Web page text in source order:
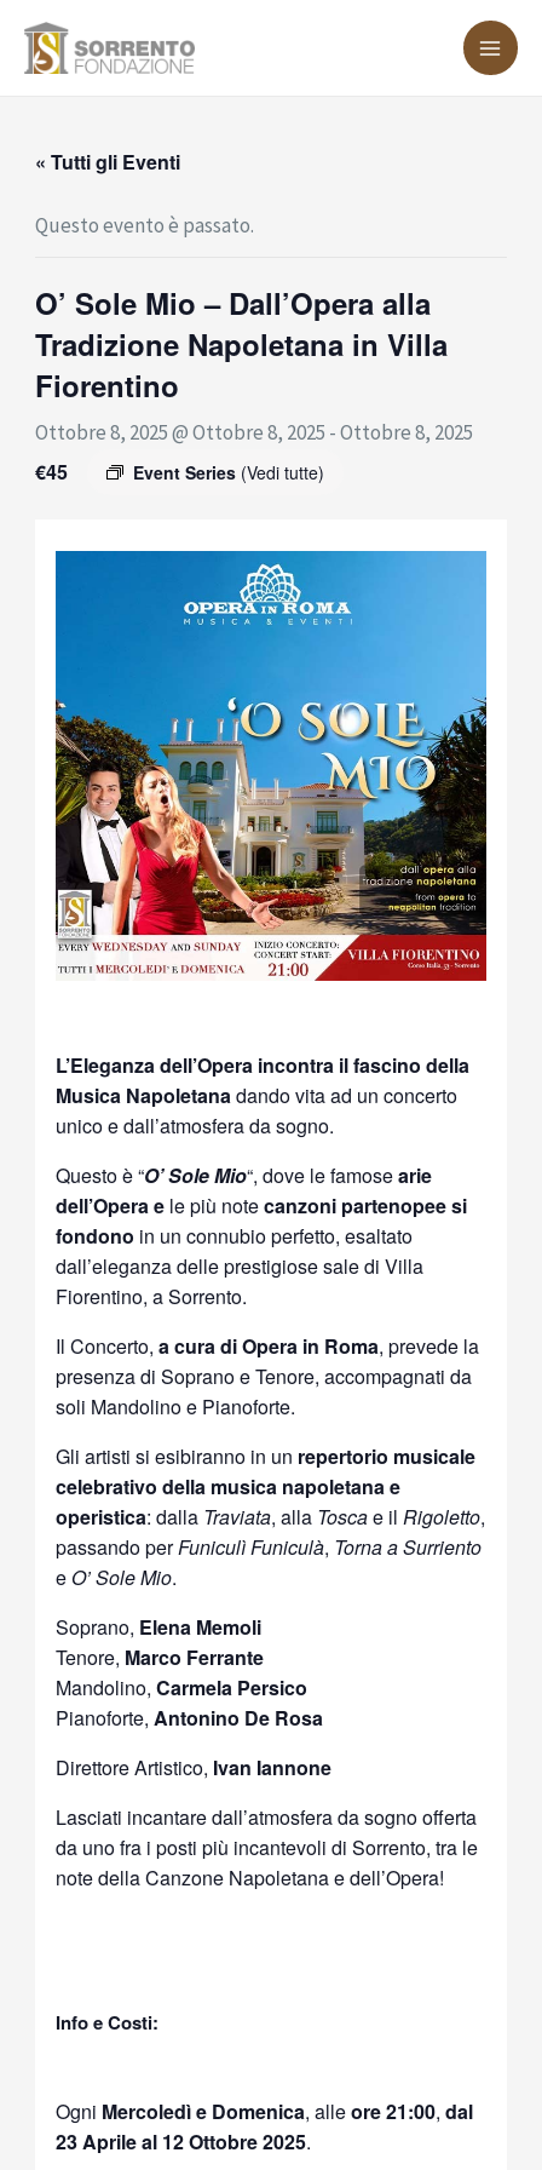
« Tutti gli Eventi
Questo evento è passato.
O’ Sole Mio – Dall’Opera alla
Tradizione Napoletana in Villa
Fiorentino
Ottobre 8, 2025 @ Ottobre 8, 2025 -Ottobre 8, 2025
Event Series (Vedi tutte)
€45
L’Eleganza dell’Opera incontra il fascino della
Musica Napoletanadando vita ad un concerto
unico e dall’atmosfera da sogno.
Questo è “O’ Sole Mio“, dove le famosearie
dell’Opera e le più notecanzoni partenopee si
fondono in un connubio perfetto, esaltato
dall’eleganza delle prestigiose sale di Villa
Fiorentino, a Sorrento.
Il Concerto,a cura di Opera in Roma, prevede la
presenza di Soprano e Tenore, accompagnati da
soli Mandolino e Pianoforte.
Gli artisti si esibiranno in un repertorio musicale
celebrativo della musica napoletana e
operistica: dalla Traviata, alla Toscae ilRigoletto,
passando perFuniculì Funiculà, Torna a Surriento
e O’ Sole Mio.
Soprano, Elena Memoli
Tenore, Marco Ferrante
Mandolino,Carmela Persico
Pianoforte,Antonino De Rosa
Direttore Artistico, Ivan Iannone
Lasciati incantare dall’atmosfera da sogno offerta
da uno fra i posti più incantevoli di Sorrento, tra le
note della Canzone Napoletana e dell’Opera!
Info e Costi:
Ogni Mercoledì e Domenica, alleore 21:00,dal
23 Aprile al 12 Ottobre 2025.